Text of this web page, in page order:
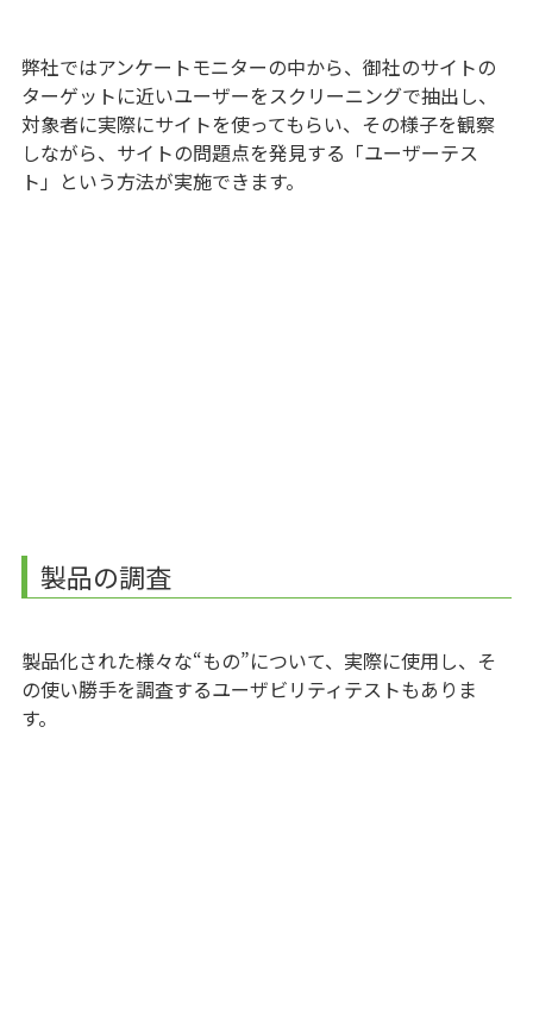
弊社ではアンケートモニターの中から、御社のサイトの
ターゲットに近いユーザーをスクリーニングで抽出し、
対象者に実際にサイトを使ってもらい、その様子を観察
しながら、サイトの問題点を発見する「ユーザーテス
ト」という方法が実施できます。
製品の調査
製品化された様々な“もの”について、実際に使用し、そ
の使い勝手を調査するユーザビリティテストもありま
す。